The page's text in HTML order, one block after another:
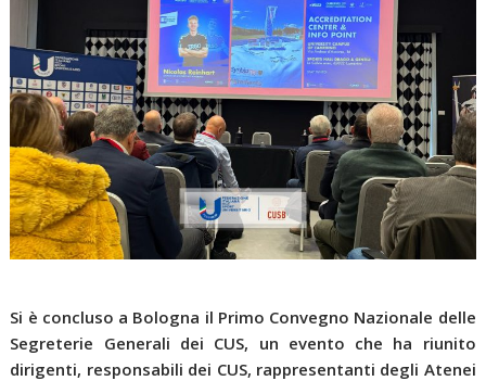
Si è concluso a Bologna il Primo Convegno Nazionale delle
Segreterie Generali dei CUS, un evento che ha riunito
dirigenti, responsabili dei CUS, rappresentanti degli Atenei